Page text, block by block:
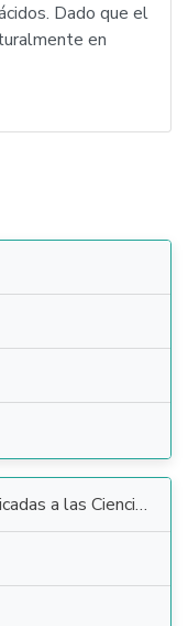
Dado que el
en
las Ciencias Sociales